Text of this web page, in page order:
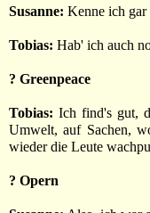
Susanne: Kenne ich
Tobias: Hab' ich auch
? Greenpeace
Tobias: Ich find's gut,
Umwelt, auf Sachen,
wieder die Leute
? Opern